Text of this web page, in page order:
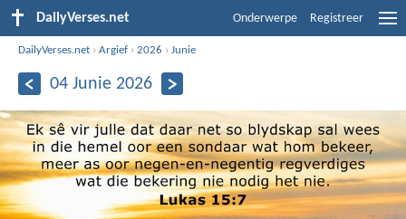
DailyVerses.net Onderwerpe Registreer
DailyVerses.net ›Argief ›2026 ›Junie
04 Junie 2026